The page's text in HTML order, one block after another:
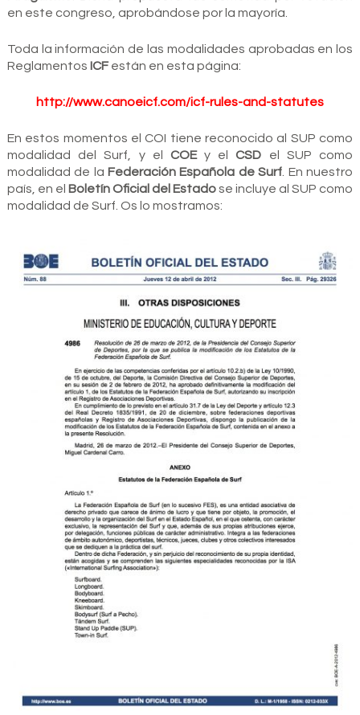
en este congreso, aprobándose por la mayoría.
Toda la información de las modalidades aprobadas en los
Reglamentos ICFestán en esta página:
http://www.canoeicf.com/icf-rules-and-statutes
En estos momentos el COI tiene reconocido al SUP como
modalidad del Surf, y el COEy elCSD el SUP como
modalidad de la Federación Española de Surf . En nuestro
país, en el Boletín Oficial del Estadose incluye al SUP como
modalidad de Surf. Os lo mostramos: